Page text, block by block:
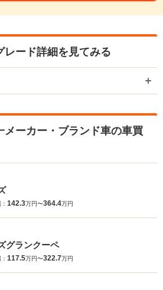
レード詳細を見てみる
メーカー・ブランド車の車買
142.3万円〜364.4万円
グランクーペ
117.5万円〜322.7万円